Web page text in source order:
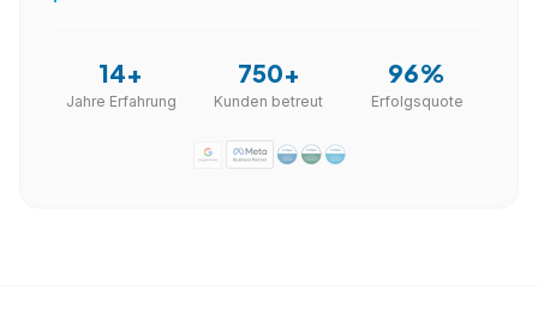
14+
Jahre Erfahrung
750+
Kunden betreut
96%
Erfolgsquote